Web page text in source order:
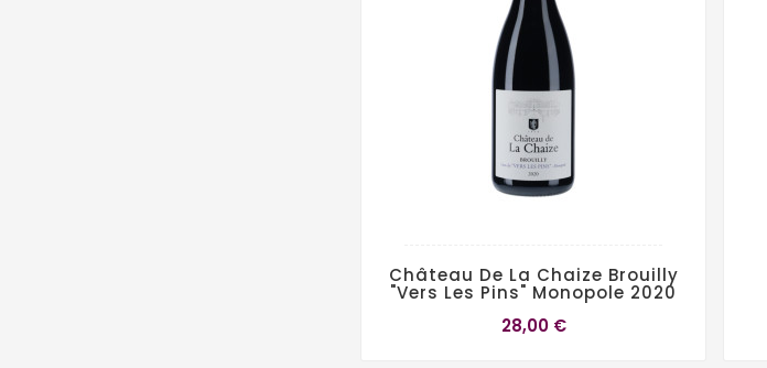
Château De La Chaize Brouilly
"Vers Les Pins" Monopole 2020
28,00 €